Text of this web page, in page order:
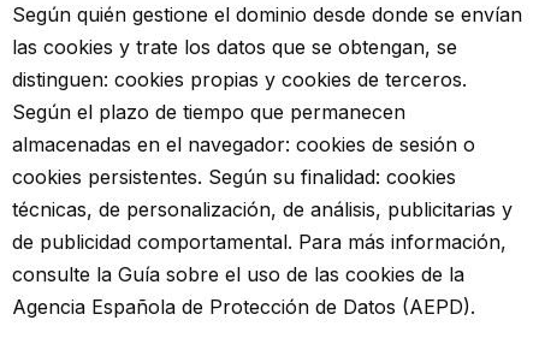
Según quién gestione el dominio desde donde se envían
las cookies y trate los datos que se obtengan, se
distinguen: cookies propias y cookies de terceros.
Según el plazo de tiempo que permanecen
almacenadas en el navegador: cookies de sesión o
cookies persistentes. Según su finalidad: cookies
técnicas, de personalización, de análisis, publicitarias y
de publicidad comportamental. Para más información,
consulte la Guía sobre el uso de las cookies de la
Agencia Española de Protección de Datos (AEPD).